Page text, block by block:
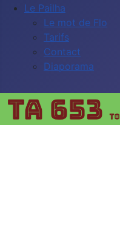
Le Pailha
Le mot de Flo
Tarifs
Contact
Diaporama